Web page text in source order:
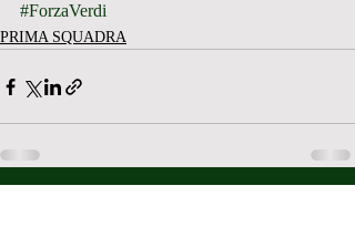
#ForzaVerdi
PRIMA SQUADRA